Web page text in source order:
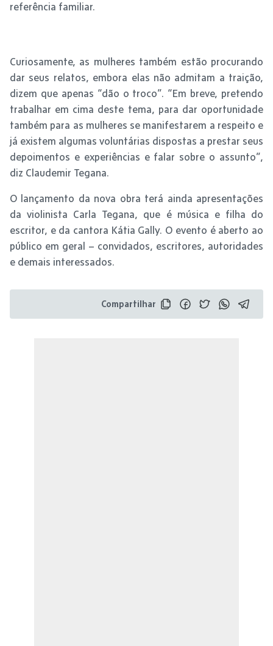
referência familiar.
Curiosamente, as mulheres também estão procurando
dar seus relatos, embora elas não admitam a traição,
dizem que apenas “dão o troco”. “Em breve, pretendo
trabalhar em cima deste tema, para dar oportunidade
também para as mulheres se manifestarem a respeito e
já existem algumas voluntárias dispostas a prestar seus
depoimentos e experiências e falar sobre o assunto”,
diz Claudemir Tegana.
O lançamento da nova obra terá ainda apresentações
da violinista Carla Tegana, que é música e filha do
escritor, e da cantora Kátia Gally. O evento é aberto ao
público em geral – convidados, escritores, autoridades
e demais interessados.
Compartilhar